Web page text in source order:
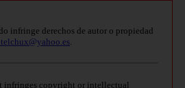
infringe derechos de autor o propiedad
infringes copyright or intellectual